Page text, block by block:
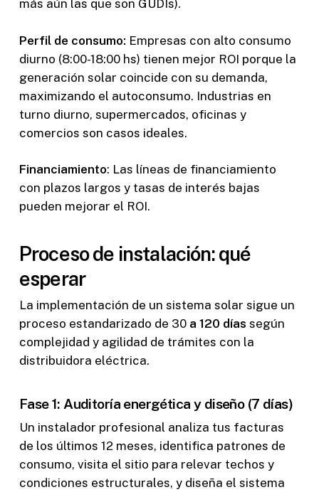
más aún las que son GUDIs).
Perfil de consumo: Empresas con alto consumo
diurno (8:00-18:00 hs) tienen mejor ROI porque la
generación solar coincide con su demanda,
maximizando el autoconsumo. Industrias en
turno diurno, supermercados, oficinas y
comercios son casos ideales.
Financiamiento: Las líneas de financiamiento
con plazos largos y tasas de interés bajas
pueden mejorar el ROI.
Proceso de instalación: qué
esperar
La implementación de un sistema solar sigue un
proceso estandarizado de 30 a 120 días según
complejidad y agilidad de trámites con la
distribuidora eléctrica.
Fase 1: Auditoría energética y diseño (7 días)
Un instalador profesional analiza tus facturas
de los últimos 12 meses, identifica patrones de
consumo, visita el sitio para relevar techos y
condiciones estructurales, y diseña el sistema